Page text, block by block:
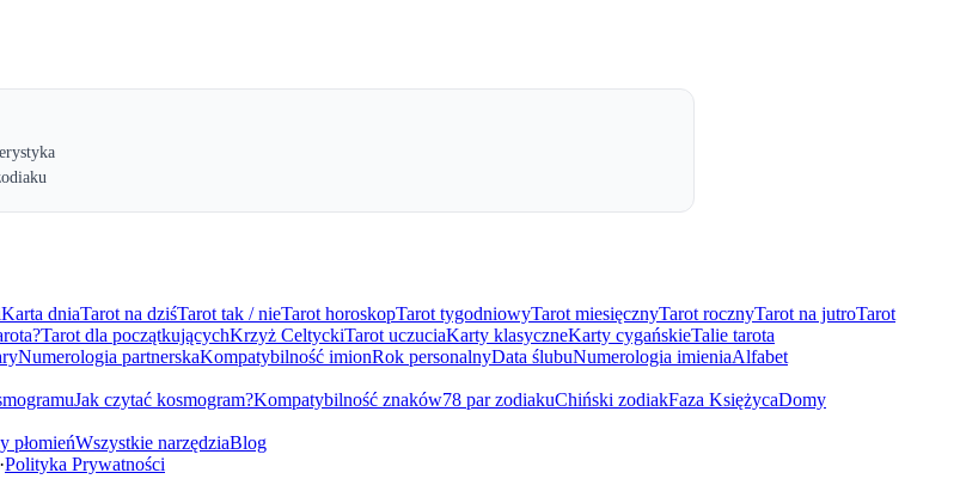
Karta dniaTarot na dziśTarot tak / nieTarot horoskopTarot tygodniowyTarot miesięcznyTarot rocznyTarot na jutroTarot
Tarot dla początkującychKrzyż CeltyckiTarot uczuciaKarty klasyczneKarty cygańskieTalie tarota
Numerologia partnerskaKompatybilność imionRok personalnyData ślubuNumerologia imieniaAlfabet
Jak czytać kosmogram?Kompatybilność znaków78 par zodiakuChiński zodiakFaza KsiężycaDomy
płomieńWszystkie narzędziaBlog
·Polityka Prywatności